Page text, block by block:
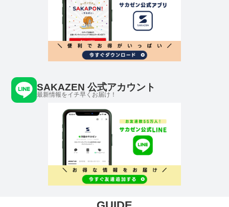
SAKAZEN 公式アカウント
最新情報をイチ早くお届け！